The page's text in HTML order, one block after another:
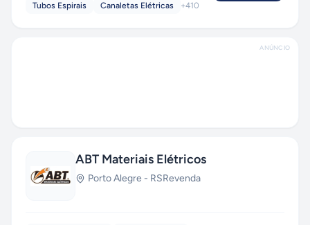
Tubos Espirais
Canaletas Elétricas +410
ANÚNCIO
ABT Materiais Elétricos
Porto Alegre - RSRevenda